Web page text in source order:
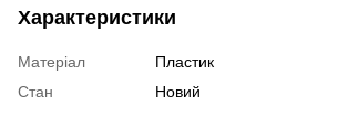
Характеристики
Матеріал
Пластик
Стан
Новий